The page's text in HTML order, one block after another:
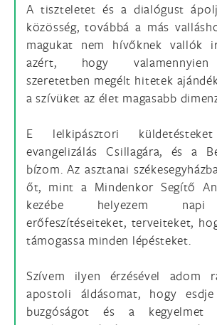
A tiszteletet és a dialógust
közösség, továbbá a más
magukat nem hívőknek vallók
azért, hogy valamennyien
szeretetben megélt hitetek
a szívüket az élet magasabb
E lelkipásztori
evangelizálás Csillagára, és a
bízom. Az asztanai
őt, mint a Mindenkor Segítő
kezébe helyezem napi
erőfeszítéseiteket, terveiteket,
támogassa minden lépésteket.
Szívem ilyen érzésével adom
apostoli áldásomat, hogy
buzgóságot és a kegyelmet